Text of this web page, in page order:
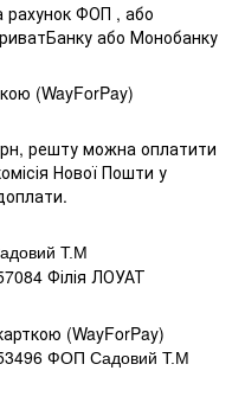
ФОП , або
або Монобанку
(WayForPay)
решту можна оплатити
Нової Пошти у
Т.М
Філія ЛОУАТ
(WayForPay)
ФОП Садовий Т.М